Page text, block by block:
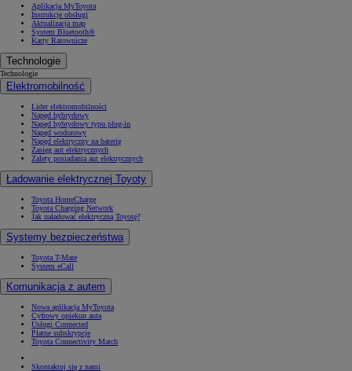
Aplikacja MyToyota
Instrukcje obsługi
Aktualizacja map
System Bluetooth®
Karty Ratownicze
Technologie
Technologie
Elektromobilność
Lider elektromobilności
Napęd hybrydowy
Napęd hybrydowy typu plug-in
Napęd wodorowy
Napęd elektryczny na baterię
Zasięg aut elektrycznych
Zalety posiadania aut elektrycznych
Ładowanie elektrycznej Toyoty
Toyota HomeCharge
Toyota Charging Network
Jak naładować elektryczną Toyotę?
Systemy bezpieczeństwa
Toyota T-Mate
System eCall
Komunikacja z autem
Nowa aplikacja MyToyota
Cyfrowy opiekun auta
Usługi Connected
Płatne subskrypcje
Toyota Connectivity Match
Skontaktuj się z nami